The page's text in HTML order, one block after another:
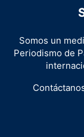
Somos un
Periodismo de